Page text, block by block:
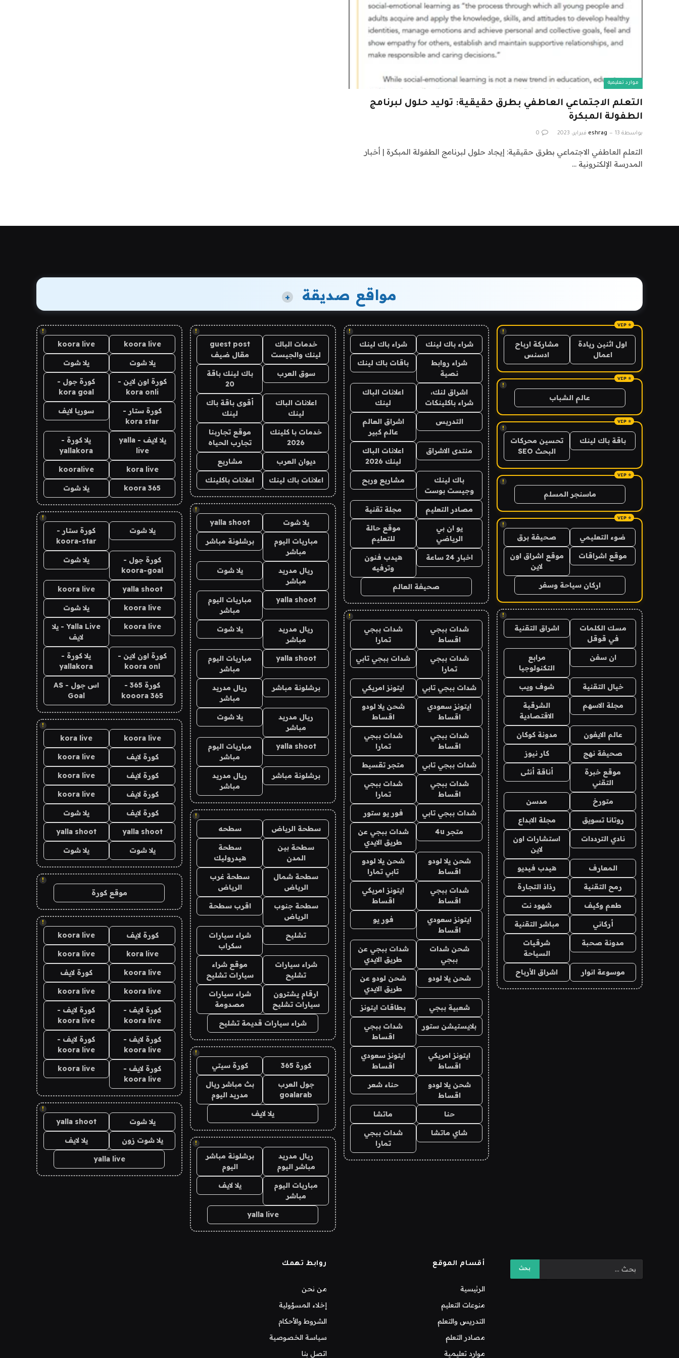
موارد تعليمية
التعلم الاجتماعي العاطفي بطرق حقيقية: توليد حلول لبرنامج
الطفولة المبكرة
بواسطة eshrag 13 فبراير، 2023 0
التعلم العاطفي الاجتماعي بطرق حقيقية: إيجاد حلول لبرنامج الطفولة المبكرة | أخبار
المدرسة الإلكترونية …
مواقع صديقة +
!
اول اثنين ريادة
اعمال
مشاركة ارباح
ادسنس
!
عالم الشباب
!
باقة باك لينك
تحسين محركات
البحث SEO
!
ماسنجر المسلم
!
ضوء التعليمي صحيفة برق
موقع اشراقات
موقع اشراق اون
لاين
اركان سياحة وسفر
!
مسك الكلمات
في قوقل
اشراق التقنية
ان سفن
مرابع
التكنولوجيا
خيال التقنية شوف ويب
مجلة الاسهم
الشرقية
الاقتصادية
عالم الايفون مدونة كوكان
صحيفة نهج كار نيوز
موقع خبرة
التقني
أناقة أنثى
متورخ مدسن
روتانا تسويق مجلة الابداع
نادي الترددات
استشارات اون
لاين
المعارف هيدب فيديو
رمح التقنية رذاذ التجارة
طعم وكيف شهود نت
أركاني مباشر التقنية
مدونة صحبة
شرقيات
السياحة
موسوعة انوار اشراق الأرباح
!
شراء باك لينك شراء باك لينك
شراء روابط
نصية
باقات باك لينك
اشراق لنك،
شراء باكلينكات
اعلانات الباك
لينك
التدريس
اشراق العالم
عالم كبير
منتدى الاشراق
اعلانات الباك
لينك 2026
باك لينك
وجيست بوست
مشاريع وربح
مصادر التعليم مجلة تقنية
يو ان بي
الرياضي
موقع حالة
للتعليم
اخبار 24 ساعة
هيدب فنون
وترفيه
صحيفة العالم
!
شدات ببجي
اقساط
شدات ببجي
تمارا
شدات ببجي
تمارا
شدات ببجي تابي
شدات ببجي تابي ايتونز امريكي
ايتونز سعودي
اقساط
شحن يلا لودو
اقساط
شدات ببجي
اقساط
شدات ببجي
تمارا
شدات ببجي تابي متجر تقسيط
شدات ببجي
اقساط
شدات ببجي
تمارا
شدات ببجي تابي فور يو ستور
متجر 4u
شدات ببجي عن
طريق الايدي
شحن يلا لودو
اقساط
شحن يلا لودو
تابي تمارا
شدات ببجي
اقساط
ايتونز امريكي
اقساط
ايتونز سعودي
اقساط
فور يو
شحن شدات
ببجي
شدات ببجي عن
طريق الايدي
شحن يلا لودو
شحن لودو عن
طريق الايدي
شعبية ببجي بطاقات ايتونز
بلايستيشن ستور
شدات ببجي
اقساط
ايتونز امريكي
اقساط
ايتونز سعودي
اقساط
شحن يلا لودو
اقساط
حناء شعر
حنا ماتشا
شاي ماتشا
شدات ببجي
تمارا
!
خدمات الباك
لينك والجيست
guest post
مقال ضيف
سوق العرب
باك لينك باقة
20
اعلانات الباك
لينك
أقوى باقة باك
لينك
خدمات با كلينك
2026
موقع تجاربنا
تجارب الحياه
ديوان العرب مشاريع
اعلانات باك لينك اعلانات باكلينك
!
يلا شوت yalla shoot
مباريات اليوم
مباشر
برشلونة مباشر
ريال مدريد
مباشر
يلا شوت
yalla shoot
مباريات اليوم
مباشر
ريال مدريد
مباشر
يلا شوت
yalla shoot
مباريات اليوم
مباشر
برشلونة مباشر
ريال مدريد
مباشر
ريال مدريد
مباشر
يلا شوت
yalla shoot
مباريات اليوم
مباشر
برشلونة مباشر
ريال مدريد
مباشر
!
سطحة الرياض سطحه
سطحة بين
المدن
سطحة
هيدروليك
سطحة شمال
الرياض
سطحة غرب
الرياض
سطحة جنوب
الرياض
اقرب سطحة
تشليح
شراء سيارات
سكراب
شراء سيارات
تشليح
موقع شراء
سيارات تشليح
ارقام يشترون
سيارات تشليح
شراء سيارات
مصدومة
شراء سيارات قديمة تشليح
!
كورة 365 كورة سيتي
جول العرب
goalarab
بث مباشر ريال
مدريد اليوم
يلا لايف
!
ريال مدريد
مباشر اليوم
برشلونة مباشر
اليوم
مباريات اليوم
مباشر
يلا لايف
yalla live
!
koora live
koora live
يلا شوت يلا شوت
كورة اون لاين -
kora onli
كورة جول -
kora goal
كورة ستار -
kora star
سوريا لايف
يلا لايف - yalla
live
يلا كورة -
yallakora
kora live
kooralive
koora 365 يلا شوت
!
يلا شوت
كورة ستار -
koora-star
كورة جول -
koora-goal
يلا شوت
yalla shoot
koora live
koora live يلا شوت
koora live
Yalla Live - يلا
لايف
كورة اون لاين -
koora onl
يلا كورة -
yallakora
كورة 365 -
kooora 365
اس جول - AS
Goal
!
koora live
kora live
كورة لايف koora live
كورة لايف koora live
كورة لايف koora live
كورة لايف يلا شوت
yalla shoot
yalla shoot
يلا شوت يلا شوت
!
موقع كورة
!
كورة لايف koora live
kora live
koora live
koora live كورة لايف
koora live
koora live
كورة لايف -
koora live
كورة لايف -
koora live
كورة لايف -
koora live
كورة لايف -
koora live
كورة لايف -
koora live
koora live
!
يلا شوت yalla shoot
يلا شوت زون يلا لايف
yalla live
أقسام الموقع
الرئيسية
منوعات التعليم
التدريس والتعلم
مصادر التعلم
موارد تعليمية
روابط تهمك
من نحن
إخلاء المسؤولية
الشروط والأحكام
سياسة الخصوصية
اتصل بنا